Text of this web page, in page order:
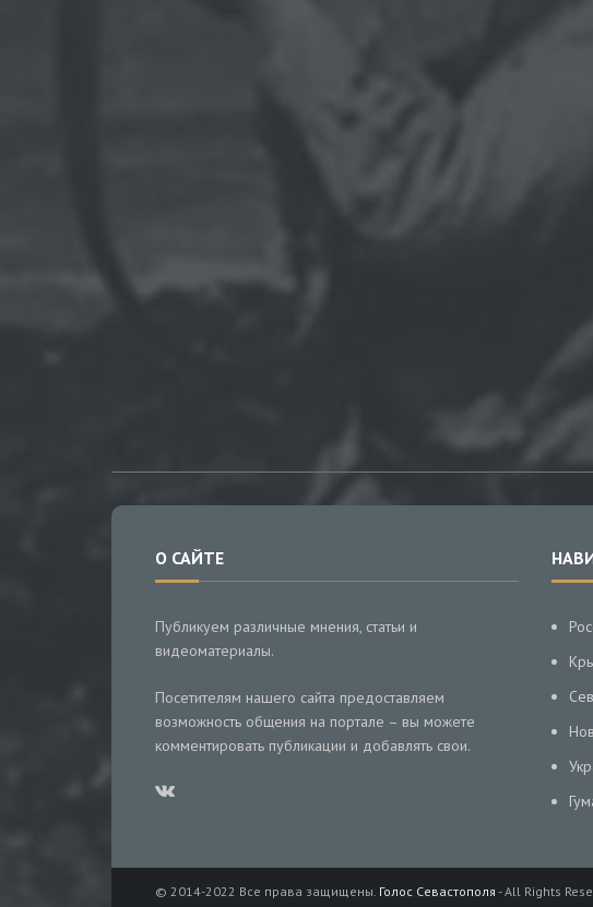
О САЙТЕ
Публикуем различные мнения, статьи и
видеоматериалы.
Посетителям нашего сайта предоставляем
возможность общения на портале – вы можете
комментировать публикации и добавлять свои.
© 2014-2022 Все права защищены. Голос Севастополя - All Rights